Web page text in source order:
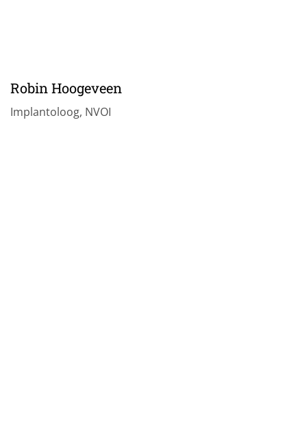
Robin Hoogeveen
Implantoloog, NVOI